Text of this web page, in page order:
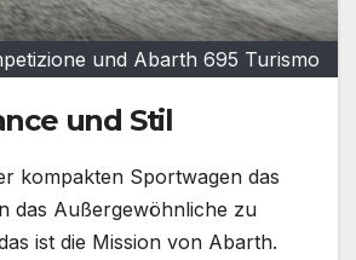
und Abarth 695 Turismo
und Stil
kompakten Sportwagen das
das Außergewöhnliche zu
ist die Mission von Abarth.